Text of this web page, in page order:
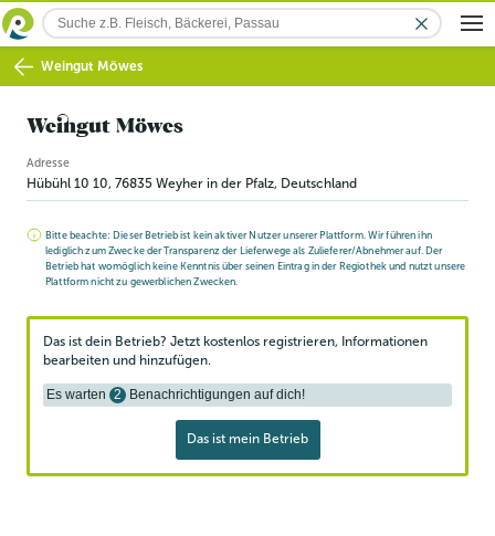
Weingut Möwes
Weingut Möwes
Adresse
Hübühl 10 10, 76835 Weyher in der Pfalz, Deutschland
Bitte beachte: Dieser Betrieb ist kein aktiver Nutzer unserer Plattform. Wir führen ihn
lediglich zum Zwecke der Transparenz der Lieferwege als Zulieferer/Abnehmer auf. Der
Betrieb hat womöglich keine Kenntnis über seinen Eintrag in der Regiothek und nutzt unsere
Plattform nicht zu gewerblichen Zwecken.
Das ist dein Betrieb? Jetzt kostenlos registrieren, Informationen
bearbeiten und hinzufügen.
Es warten 2 Benachrichtigungen auf dich!
Das ist mein Betrieb